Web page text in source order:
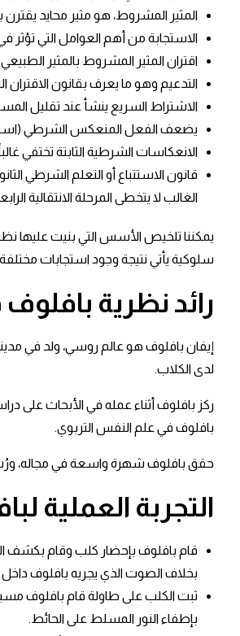
المثير المشروط، هو مثير محايد يقترن
الاستجابة من أهم العوامل التي تؤثر
اقتران المثير المشروط بالمثير
التدعيم وهو ما يعرف بقانون
الاشتراط السريع ينشأ عند تقليل
يضعف الفعل المنعكس الشرطي
الانعكاسات الشرطية الثابتة تختفي
قانون الاستتباع أو التعلم الشرطي
الغالب لا يتخطى المرحلة الانتقالية
يمكننا تلخيص الأسس التي بنيت عليها
سلوكية يأتي نتيجة وجود استجابات
رائد نظرية
لدى الكلاب.
بافلوف في علم النفس التربوي.
حقق بافلوف شهرة واسعة في مجاله، ورُشح لجائزة نوبل في
التجربة العملية
قام بافلوف بإحضار كلب وقام بكشف
بخلاف الصوت الذي يجريه بافلوف داخل
ثبت الكلب على طاولة قام بافلوف
بإطفاء النور المسلط على الحائط.